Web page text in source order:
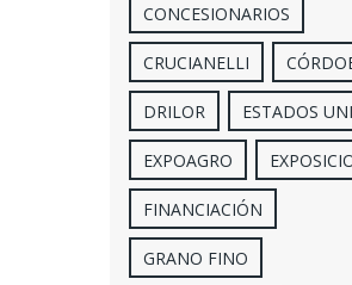
CONCESIONARIOS
CRUCIANELLI
DRILOR ESTADOS
EXPOAGRO
FINANCIACIÓN
GRANO FINO